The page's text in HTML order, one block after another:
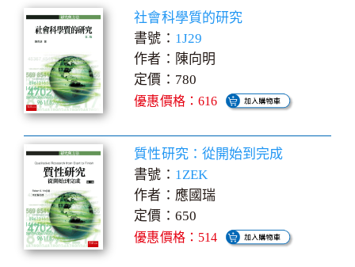
社會科學質的研究
書號： 1J29
作者：陳向明
定價：780
優惠價格：616
質性研究：從開始到完成
書號： 1ZEK
作者：應國瑞
定價：650
優惠價格：514